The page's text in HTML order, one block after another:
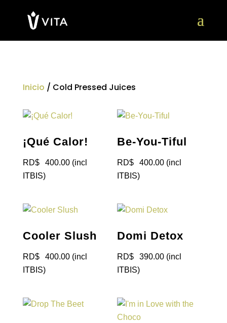
Inicio / Cold Pressed Juices
¡Qué Calor!
RD$ 400.00 (incl
ITBIS)
Be-You-Tiful
RD$ 400.00 (incl
ITBIS)
Cooler Slush
RD$ 400.00 (incl
ITBIS)
Domi Detox
RD$ 390.00 (incl
ITBIS)